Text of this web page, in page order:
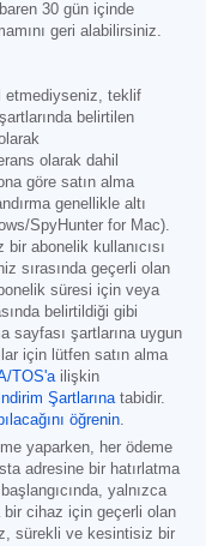
30 gün içinde
geri alabilirsiniz.
etmediyseniz, teklif
belirtilen
olarak dahil
göre satın alma
genellikle altı
SpyHunter for Mac).
abonelik kullanıcısı
sırasında geçerli olan
süresi için veya
belirtildiği gibi
sayfası şartlarına uygun
için lütfen satın alma
TOS'ailişkin
İndirim Şartlarınatabidir.
öğrenin.
yaparken, her ödeme
adresine bir hatırlatma
yalnızca
bir cihaz için geçerli olan
sürekli ve kesintisiz bir